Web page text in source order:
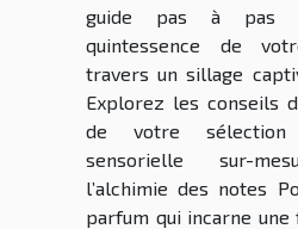
guide pas à pas
quintessence de
travers un sillage
Explorez les conseils
de votre sélection
sensorielle sur-
l’alchimie des notes
parfum qui incarne une